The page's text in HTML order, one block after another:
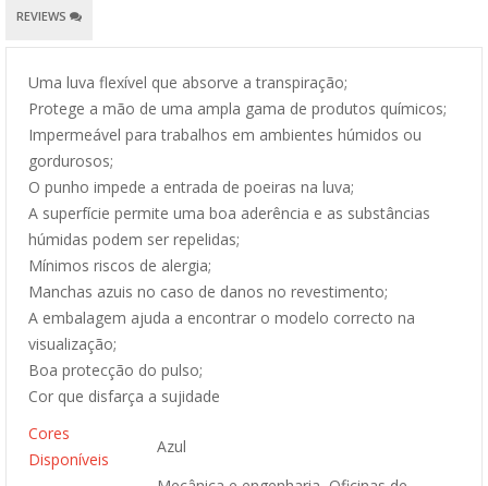
REVIEWS
Uma luva flexível que absorve a transpiração;
Protege a mão de uma ampla gama de produtos químicos;
Impermeável para trabalhos em ambientes húmidos ou
gordurosos;
O punho impede a entrada de poeiras na luva;
A superfície permite uma boa aderência e as substâncias
húmidas podem ser repelidas;
Mínimos riscos de alergia;
Manchas azuis no caso de danos no revestimento;
A embalagem ajuda a encontrar o modelo correcto na
visualização;
Boa protecção do pulso;
Cor que disfarça a sujidade
Cores
Disponíveis
Azul